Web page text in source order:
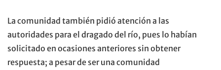
La comunidad también pidió atención a las
autoridades para el dragado del río, pues lo habían
solicitado en ocasiones anteriores sin obtener
respuesta; a pesar de ser una comunidad